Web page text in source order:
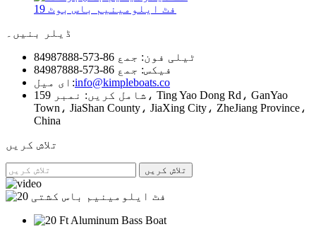
19 فٹ ایلومینیم باس بوٹ
ڈیلر بنیں۔
ٹیلی فون: جمع 86-573-84987888
فیکس: جمع 86-573-84987888
ای میل:info@kimpleboats.co
شامل کریں: نمبر 159، Ting Yao Dong Rd، GanYao
Town، JiaShan County، JiaXing City، ZheJiang Province،
China
تلاش کریں
تلاش کریں